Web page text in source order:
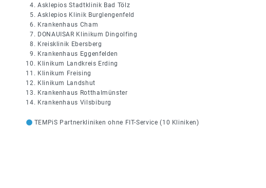
Asklepios Stadtklinik Bad Tölz
Asklepios Klinik Burglengenfeld
Krankenhaus Cham
DONAUISAR Klinikum Dingolfing
Kreisklinik Ebersberg
Krankenhaus Eggenfelden
Klinikum Landkreis Erding
Klinikum Freising
Klinikum Landshut
Krankenhaus Rotthalmünster
Krankenhaus Vilsbiburg
TEMPiS Partnerkliniken ohne FIT-Service (10 Kliniken)